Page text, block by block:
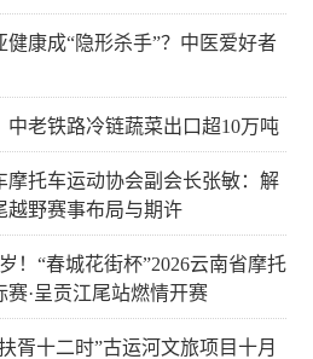
健康成“隐形杀手”？中医爱好者
中老铁路冷链蔬菜出口超10万吨
摩托车运动协会副会长张敏：解
越野赛事布局与期许
！“春城花街杯”2026云南省摩托
赛·呈贡江尾站燃情开赛
胥十二时”古运河文旅项目十月